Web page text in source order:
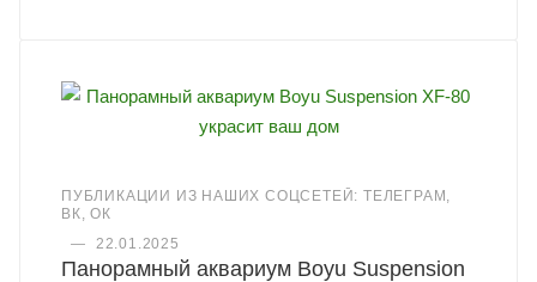
ПУБЛИКАЦИИ ИЗ НАШИХ СОЦСЕТЕЙ: ТЕЛЕГРАМ,
ВК, ОК
—
22.01.2025
Панорамный аквариум Boyu Suspension